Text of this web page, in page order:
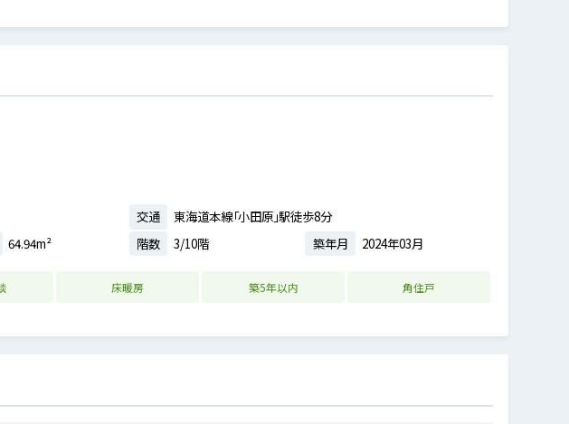
交通
東海道本線「小田原」駅徒歩8分
64.94m² 階数 3/10階 築年月 2024年03月
床暖房 築5年以内 角住戸